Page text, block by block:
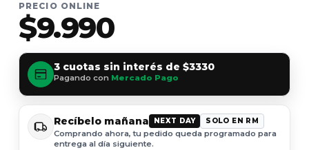
PRECIO ONLINE
$9.990
3 cuotas sin interés de $3330
Pagando con Mercado Pago
Recíbelo mañana NEXT DAY SOLO EN RM
Comprando ahora, tu pedido queda programado para
entrega al día siguiente.